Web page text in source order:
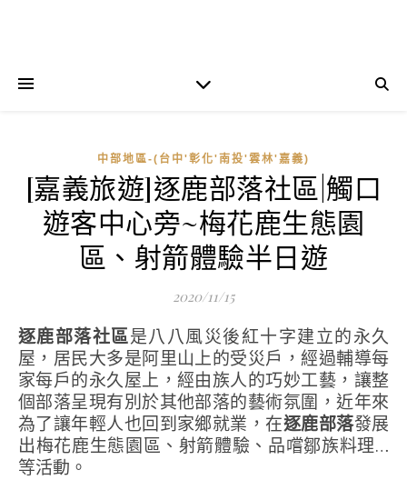
中部地區-(台中'彰化'南投'雲林'嘉義)
[嘉義旅遊]逐鹿部落社區|觸口
遊客中心旁~梅花鹿生態園
區、射箭體驗半日遊
2020/11/15
逐鹿部落社區是八八風災後紅十字建立的永久
屋，居民大多是阿里山上的受災戶，經過輔導每
家每戶的永久屋上，經由族人的巧妙工藝，讓整
個部落呈現有別於其他部落的藝術氛圍，近年來
為了讓年輕人也回到家鄉就業，在逐鹿部落發展
出梅花鹿生態園區、射箭體驗、品嚐鄒族料理…
等活動。